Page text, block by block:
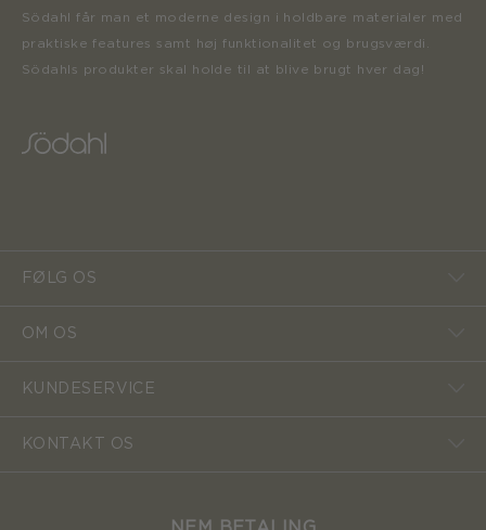
Södahl får man et moderne design i holdbare materialer med
praktiske features samt høj funktionalitet og brugsværdi.
Södahls produkter skal holde til at blive brugt hver dag!
FØLG OS
OM OS
KUNDESERVICE
KONTAKT OS